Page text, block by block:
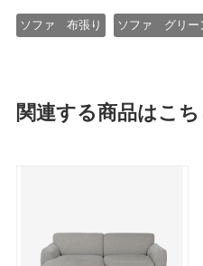
ソファ 布張り ソファ グリー
関連する商品はこち